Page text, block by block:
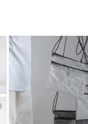
性が向上するだけ